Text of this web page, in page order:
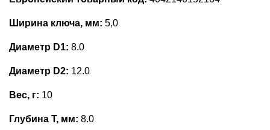
Ширина ключа, мм: 5,0
Диаметр D1: 8.0
Диаметр D2: 12.0
Вес, г: 10
Глубина Т, мм: 8.0